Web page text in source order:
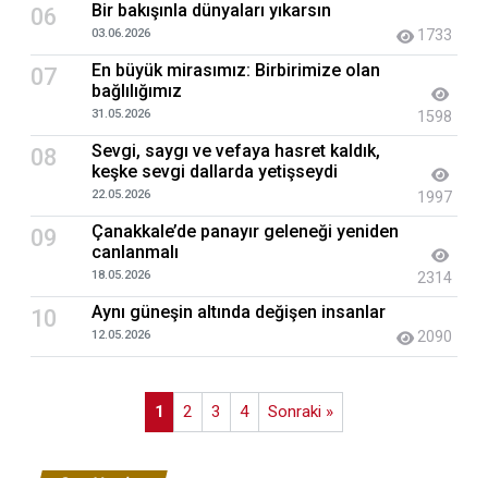
06 Bir bakışınla dünyaları yıkarsın
03.06.2026 1733
07
En büyük mirasımız: Birbirimize olan
bağlılığımız
31.05.2026 1598
08
Sevgi, saygı ve vefaya hasret kaldık,
keşke sevgi dallarda yetişseydi
22.05.2026 1997
09
Çanakkale’de panayır geleneği yeniden
canlanmalı
18.05.2026 2314
10 Aynı güneşin altında değişen insanlar
12.05.2026 2090
1 2 3 4 Sonraki »